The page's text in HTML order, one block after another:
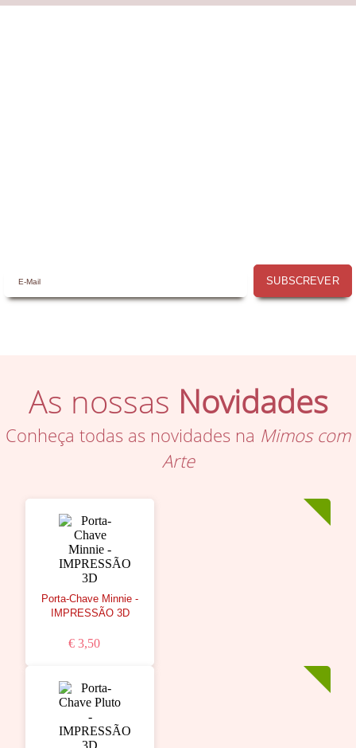
SUBSCREVER
As nossas Novidades
Conheça todas as novidades na Mimos com
Arte
Porta-Chave Minnie -
IMPRESSÃO 3D
€ 3,50